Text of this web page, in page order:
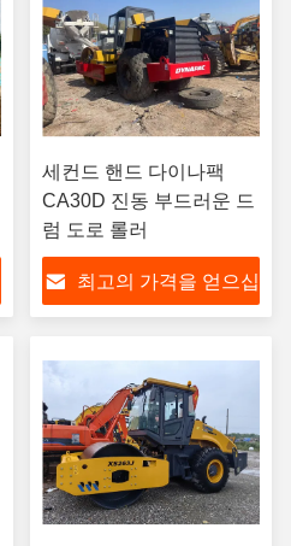
세컨드 핸드 다이나팩
CA30D 진동 부드러운 드
럼 도로 롤러
최고의 가격을 얻으십